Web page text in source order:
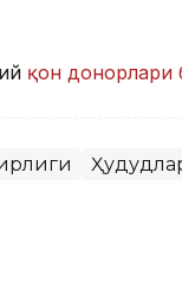
қон донорлари